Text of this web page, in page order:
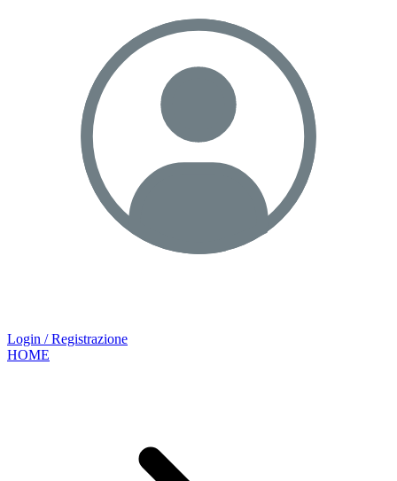
Login / Registrazione
HOME